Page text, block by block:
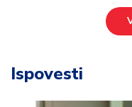
Ispovesti